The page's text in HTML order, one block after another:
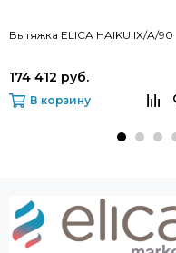
Вытяжка ELICA HAIKU IX/A/90
174 412 руб.
В корзину